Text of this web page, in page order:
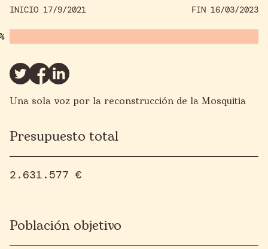
INICIO 17/9/2021 FIN 16/03/2023
Una sola voz por la reconstrucción de la Mosquitia
Presupuesto total
2.631.577 €
Población objetivo